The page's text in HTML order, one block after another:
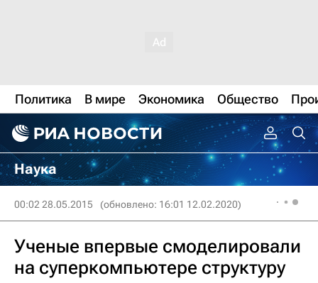
Политика В мире Экономика Общество
Наука
00:02 28.05.2015 (обновлено: 16:01 12.02.2020)
Ученые впервые смоделировали
на суперкомпьютере структуру